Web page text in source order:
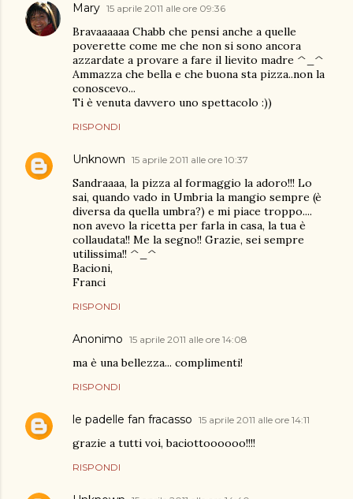
Mary 15 aprile 2011 alle ore 09:36
Bravaaaaaa Chabb che pensi anche a quelle
poverette come me che non si sono ancora
azzardate a provare a fare il lievito madre ^_^
Ammazza che bella e che buona sta pizza..non la
conoscevo...
Ti è venuta davvero uno spettacolo :))
RISPONDI
Unknown 15 aprile 2011 alle ore 10:37
Sandraaaa, la pizza al formaggio la adoro!!! Lo
sai, quando vado in Umbria la mangio sempre (è
diversa da quella umbra?) e mi piace troppo....
non avevo la ricetta per farla in casa, la tua è
collaudata!! Me la segno!! Grazie, sei sempre
utilissima!! ^_^
Bacioni,
Franci
RISPONDI
Anonimo 15 aprile 2011 alle ore 14:08
ma è una bellezza... complimenti!
RISPONDI
le padelle fan fracasso 15 aprile 2011 alle ore 14:11
grazie a tutti voi, baciottoooooo!!!!
RISPONDI